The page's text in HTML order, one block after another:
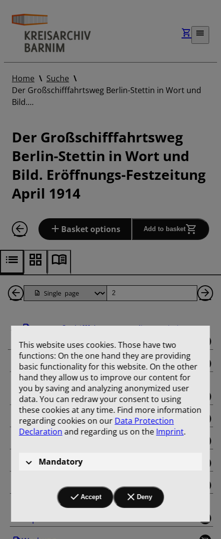
Home
Suche
Der Großschifffahrtsweg Berlin-Stettin in Wort und
Bild.…
Der Großschifffahrtsweg
Berlin-Stettin in Wort und
Bild. Eröffnungs-Festzeitung
April 1914
Basket options Add to basket
Back
Page
Der Großschifffahrtsweg Berlin-Stettin in
Wort und ...
binding
Uebersichtskarte des Großschiffahrtweges
Berlin-Stettin ...
Einleitung
Ausflüge nach dem Großschiffahrtweg
Schlußwort
Die Holzindustrie an den Oderberger und
This website uses cookies. Those have two
functions: On the one hand they are providing
basic functionality for this website. On the other
hand they allow us to improve our content for
you by saving and analyzing anonymized user
data. You can redraw your consent to using
these cookies at any time. Find more information
regarding cookies on our Data Protection
Declarationand regarding us on the Imprint.
Mandatory
Accept Deny